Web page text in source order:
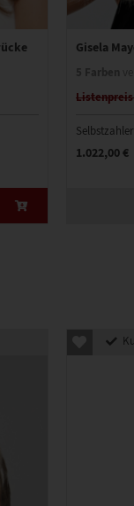
Gisela
Selbstzahler
1.022,00 €